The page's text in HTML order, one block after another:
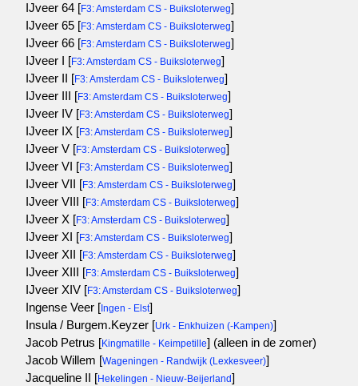
IJveer 64 [F3: Amsterdam CS - Buiksloterweg]
IJveer 65 [F3: Amsterdam CS - Buiksloterweg]
IJveer 66 [F3: Amsterdam CS - Buiksloterweg]
IJveer I [F3: Amsterdam CS - Buiksloterweg]
IJveer II [F3: Amsterdam CS - Buiksloterweg]
IJveer III [F3: Amsterdam CS - Buiksloterweg]
IJveer IV [F3: Amsterdam CS - Buiksloterweg]
IJveer IX [F3: Amsterdam CS - Buiksloterweg]
IJveer V [F3: Amsterdam CS - Buiksloterweg]
IJveer VI [F3: Amsterdam CS - Buiksloterweg]
IJveer VII [F3: Amsterdam CS - Buiksloterweg]
IJveer VIII [F3: Amsterdam CS - Buiksloterweg]
IJveer X [F3: Amsterdam CS - Buiksloterweg]
IJveer XI [F3: Amsterdam CS - Buiksloterweg]
IJveer XII [F3: Amsterdam CS - Buiksloterweg]
IJveer XIII [F3: Amsterdam CS - Buiksloterweg]
IJveer XIV [F3: Amsterdam CS - Buiksloterweg]
Ingense Veer [ Ingen - Elst]
Insula / Burgem.Keyzer [Urk - Enkhuizen (-Kampen)]
Jacob Petrus [Kingmatille - Keimpetille] (alleen in de zomer)
Jacob Willem [Wageningen - Randwijk (Lexkesveer)]
Jacqueline II [Hekelingen - Nieuw-Beijerland]